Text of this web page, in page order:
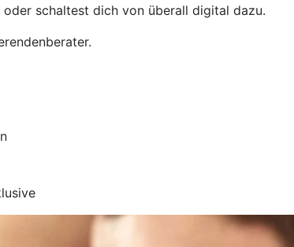
schaltest dich von überall digital dazu.